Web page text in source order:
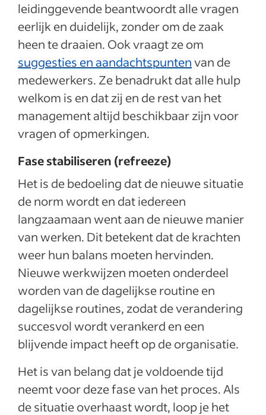
leidinggevende beantwoordt alle vragen
eerlijk en duidelijk, zonder om de zaak
heen te draaien. Ook vraagt ze om
suggesties en aandachtspuntenvan de
medewerkers. Ze benadrukt dat alle hulp
welkom is en dat zij en de rest van het
management altijd beschikbaar zijn voor
vragen of opmerkingen.
Fase stabiliseren (refreeze)
Het is de bedoeling dat de nieuwe situatie
de norm wordt en dat iedereen
langzaamaan went aan de nieuwe manier
van werken. Dit betekent dat de krachten
weer hun balans moeten hervinden.
Nieuwe werkwijzen moeten onderdeel
worden van de dagelijkse routine en
dagelijkse routines, zodat de verandering
succesvol wordt verankerd en een
blijvende impact heeft op de organisatie.
Het is van belang dat je voldoende tijd
neemt voor deze fase van het proces. Als
de situatie overhaast wordt, loop je het